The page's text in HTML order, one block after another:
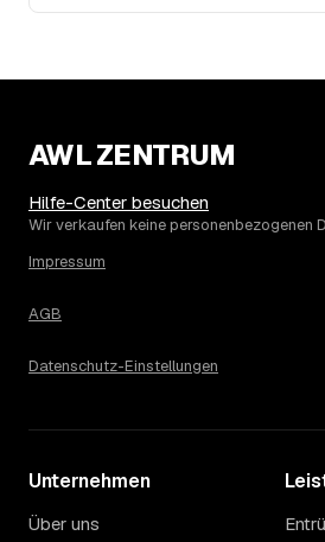
2.520 € in Gelsenkirchen?
eher am unteren Ende, eine voll
Auch anrechenbare
Sondermüllanteil verschieben den
Betrag für Ihren Fall erfahren Sie
AWL ZENTRUM
Hilfe-Center besuchen
Wir verkaufen keine personenbezogenen
Impressum
AGB
Datenschutz-Einstellungen
Unternehmen
Über uns